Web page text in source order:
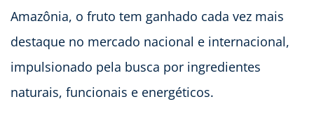
Amazônia, o fruto tem ganhado cada vez mais
destaque no mercado nacional e internacional,
impulsionado pela busca por ingredientes
naturais, funcionais e energéticos.